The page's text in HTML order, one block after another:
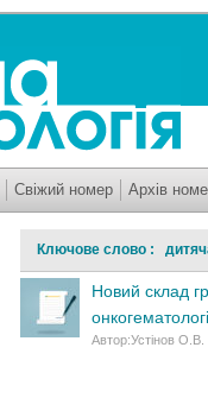
Свіжий номер Архів
Ключове слово :
Новий склад
Автор:Устінов